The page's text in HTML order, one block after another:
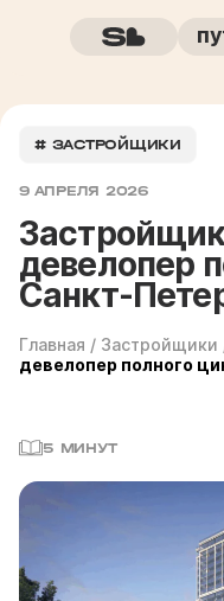
# ЗАСТРОЙЩИКИ
9 АПРЕЛЯ 2026
девелопер
Санкт-
Главная / Застройщики
девелопер полного
5 МИНУТ